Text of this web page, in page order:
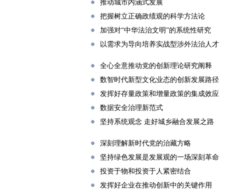
推动城市内涵式发展
把握树立正确政绩观的科学方法论
加强对“中华法治文明”的系统性研究
以需求为导向培养实战型涉外法治人才
全心全意推动党的创新理论研究阐释
数智时代新型文化业态的创新发展路径
发挥好存量政策和增量政策的集成效应
数据安全治理新范式
坚持系统观念 走好城乡融合发展之路
深刻理解新时代党的治藏方略
坚持绿色发展是发展观的一场深刻革命
投资于物和投资于人紧密结合
发挥好企业在推动创新中的关键作用